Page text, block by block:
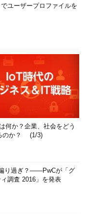
ユーザープロファイルを
何か？企業、社会をどう
のか？ (1/3)
り過ぎ？――PwCが「グ
調査 2016」を発表